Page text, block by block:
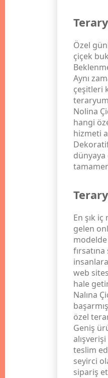
Özel
çiçek
Aynı
çeşitleri
Nolina
hangi
hizmeti
dünyaya
En şık
gelen
web
hale
Nalına
özel
Geniş
teslim
seyirci
sipariş